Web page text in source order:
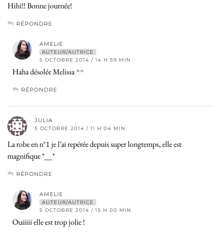
Hihi!! Bonne journée!
RÉPONDRE
AMELIE
AUTEUR/AUTRICE
5 OCTOBRE 2014 / 14 H 59 MIN
Haha désolée Melissa ^^
RÉPONDRE
JULIA
5 OCTOBRE 2014 / 11 H 04 MIN
La robe en n°1 je l’ai repérée depuis super longtemps, elle est
magnifique *__*
RÉPONDRE
AMELIE
AUTEUR/AUTRICE
5 OCTOBRE 2014 / 15 H 00 MIN
Ouiiiii elle est trop jolie !